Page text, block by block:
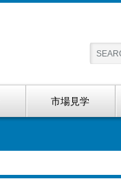
市場見学